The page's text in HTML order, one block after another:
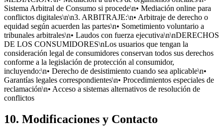
Sistema Arbitral de Consumo si procede\n• Mediación online para
conflictos digitales\n\n3. ARBITRAJE:\n• Arbitraje de derecho o
equidad según acuerden las partes\n• Sometimiento voluntario a
tribunales arbitrales\n• Laudos con fuerza ejecutiva\n\nDERECHOS
DE LOS CONSUMIDORES\nLos usuarios que tengan la
consideración legal de consumidores conservan todos sus derechos
conforme a la legislación de protección al consumidor,
incluyendo:\n• Derecho de desistimiento cuando sea aplicable\n•
Garantías legales correspondientes\n• Procedimientos especiales de
reclamación\n• Acceso a sistemas alternativos de resolución de
conflictos
10. Modificaciones y Contacto